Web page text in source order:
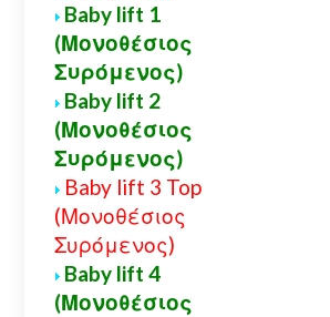
Baby lift 1
(Μονοθέσιος
Συρόμενος)
Baby lift 2
(Μονοθέσιος
Συρόμενος)
Baby lift 3 Top
(Μονοθέσιος
Συρόμενος)
Baby lift 4
(Μονοθέσιος